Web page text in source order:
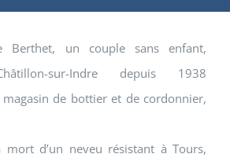
Berthet, un couple sans enfant,
sur-Indre depuis 1938
de bottier et de cordonnier,
mort d’un neveu résistant à Tours,